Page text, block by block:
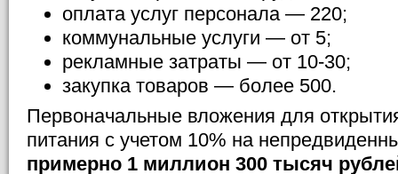
оплата услуг персонала — 220;
коммунальные услуги — от 5;
рекламные затраты — от 10-30;
закупка товаров — более 500.
Первоначальные вложения для
питания с учетом 10% на
примерно 1 миллион 300 тысяч